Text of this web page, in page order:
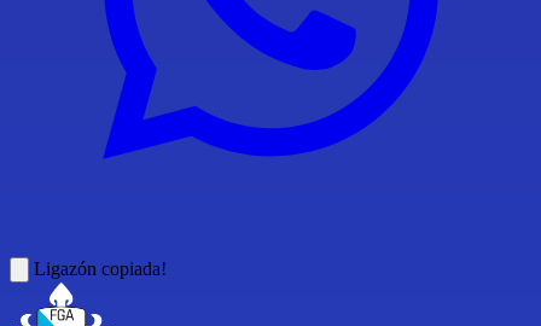
Ligazón copiada!